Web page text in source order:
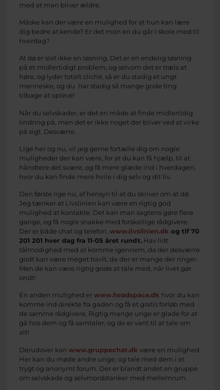
med at man bliver ældre.
Måske kan der være en mulighed for at hun kan lære
dig bedre at kende? Er det mon en du går i skole med til
hverdag?
At dø er slet ikke en løsning. Det er en endelig løsning
på et midlertidigt problem, og selvom det er træls at
høre, og lyder totalt cliché, så er du stadig et ungt
menneske, og du har stadig så mange gode ting
tilbage at opleve!
Når du selvskader, er det en måde at finde midlertidig
lindring på, men det er ikke noget der bliver ved at virke
på sigt. Desværre.
Lige her og nu, vil jeg gerne fortælle dig om nogle
muligheder der kan være, for at du kan få hjælp, til at
håndtere det svære, og få mere glæde ind i hverdagen,
hvor du kan finde mere hvile i dig selv og dit liv.
Den første lige nu, af hensyn til at du skriver om at dø.
Jeg tænker at Livslinien kan være en rigtig god
mulighed at kontakte. Det kan man sagtens gøre flere
gange, og få nogle snakke med forskellige rådgivere.
Der er både chat og telefon. www.livslinien.dk og tlf 70
201 201 hver dag fra 11-05 året rundt. Hav lidt
tålmodighed med at komme igennem, da der desværre
godt kan være meget travlt, da der er mange der ringer.
Men de kan være rigtig gode at tale med, når livet gør
ondt!
En anden mulighed erwww.headspace.dk hvor du kan
komme ind direkte fra gaden og få et gratis forløb med
de samme rådgivere. Rigtig mange unge er glade for at
gå hos dem og få samtaler, og de er vant til at tale om
alt!
Derudover kan www.gruppechat.dk være en mulighed.
Her kan du møde andre unge, og tale med dem i et
trygt og anonymt forum. Der er blandt andet en gruppe
om selvskade og selvmordstanker med mellemrum.